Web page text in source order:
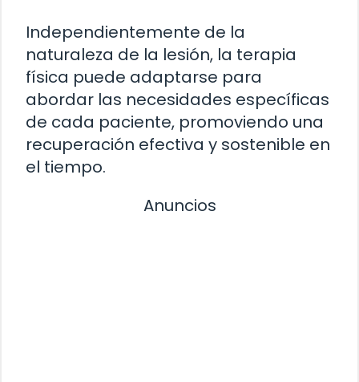
Independientemente de la
naturaleza de la lesión, la terapia
física puede adaptarse para
abordar las necesidades específicas
de cada paciente, promoviendo una
recuperación efectiva y sostenible en
el tiempo.
Anuncios